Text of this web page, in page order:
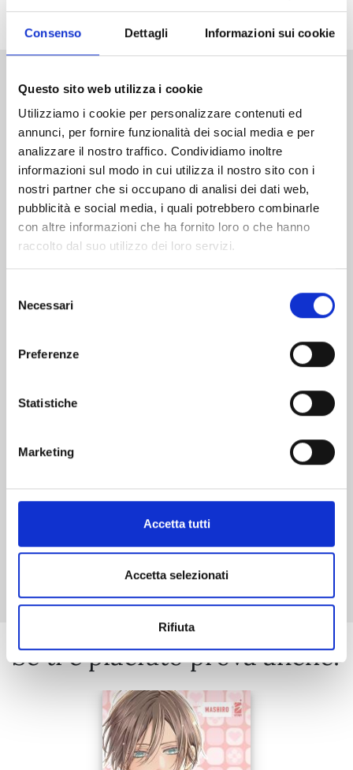
Consenso Dettagli Informazioni sui cookie
Questo sito web utilizza i cookie
Utilizziamo i cookie per personalizzare contenuti ed
annunci, per fornire funzionalità dei social media e per
analizzare il nostro traffico. Condividiamo inoltre
informazioni sul modo in cui utilizza il nostro sito con i
nostri partner che si occupano di analisi dei dati web,
pubblicità e social media, i quali potrebbero combinarle
con altre informazioni che ha fornito loro o che hanno
raccolto dal suo utilizzo dei loro servizi.
delNecessari
Preferenze
Statistiche
Marketing
Accetta tutti
Accetta selezionati
Rifiuta
passo avanti...
Altri volumi della serie
Mostra tutto
Se ti è piaciuto prova anche: